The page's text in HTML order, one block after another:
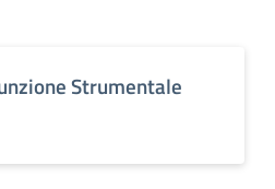
Strumentale